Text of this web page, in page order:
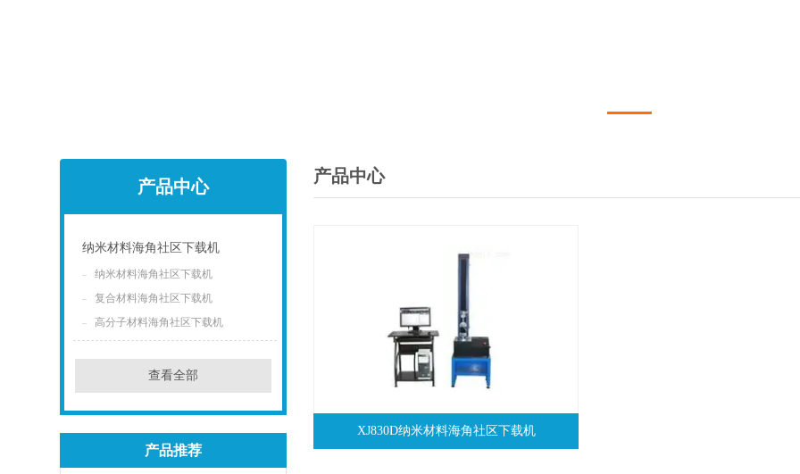
产品中心
纳米材料海角社区下载机
纳米材料海角社区下载机
复合材料海角社区下载机
高分子材料海角社区下载机
查看全部
产品推荐
产品中心
XJ830D纳米材料海角社区下载机